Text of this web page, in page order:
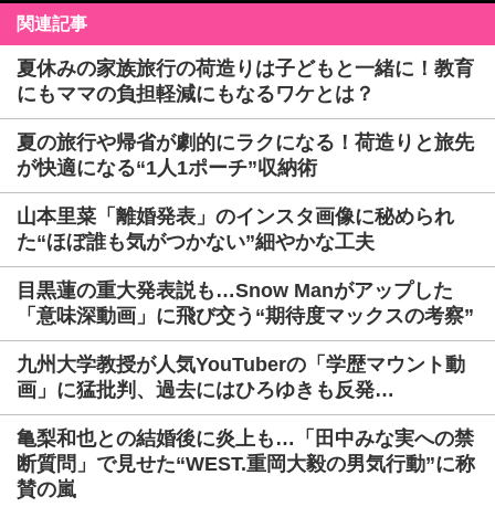
関連記事
夏休みの家族旅行の荷造りは子どもと一緒に！教育
にもママの負担軽減にもなるワケとは？
夏の旅行や帰省が劇的にラクになる！荷造りと旅先
が快適になる“1人1ポーチ”収納術
山本里菜「離婚発表」のインスタ画像に秘められ
た“ほぼ誰も気がつかない”細やかな工夫
目黒蓮の重大発表説も…Snow Manがアップした
「意味深動画」に飛び交う“期待度マックスの考察”
九州大学教授が人気YouTuberの「学歴マウント動
画」に猛批判、過去にはひろゆきも反発…
亀梨和也との結婚後に炎上も…「田中みな実への禁
断質問」で見せた“WEST.重岡大毅の男気行動”に称
賛の嵐